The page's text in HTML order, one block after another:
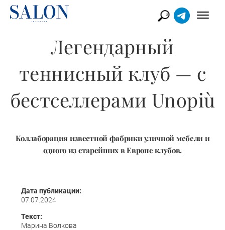
Легендарный
теннисный клуб — с
бестселлерами Unopiù
Коллаборация известной фабрики уличной мебели и
одного из старейших в Европе клубов.
Дата публикации:
07.07.2024
Текст:
Марина Волкова